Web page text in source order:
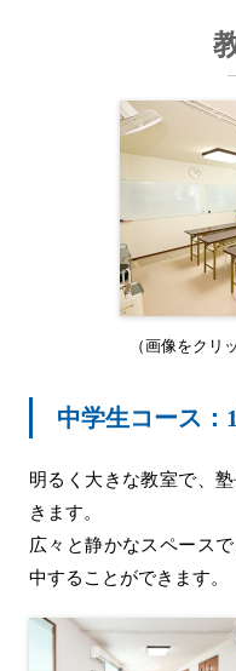
（画像をクリ
中学生コース：
明るく大きな教室で、
きます。
広々と静かなスペース
中することができます。